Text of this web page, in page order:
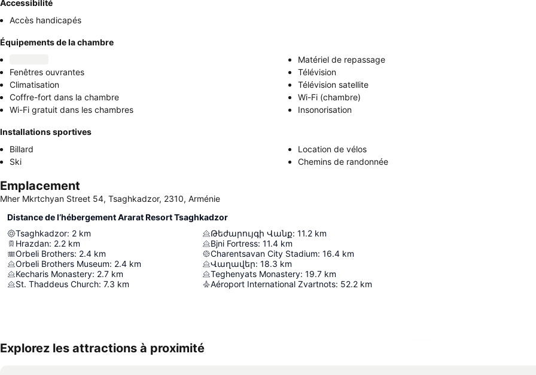
Accessibilité
Accès handicapés
Équipements de la chambre
Matériel de repassage
Fenêtres ouvrantes
Télévision
Climatisation
Télévision satellite
Coffre-fort dans la chambre
Wi-Fi (chambre)
Wi-Fi gratuit dans les chambres
Insonorisation
Installations sportives
Billard
Location de vélos
Ski
Chemins de randonnée
Emplacement
Mher Mkrtchyan Street 54, Tsaghkadzor, 2310, Arménie
Distance de l’hébergement Ararat Resort Tsaghkadzor
Tsaghkadzor: 2 km
Hrazdan: 2.2 km
Orbeli Brothers: 2.4 km
Orbeli Brothers Museum: 2.4 km
Kecharis Monastery: 2.7 km
St. Thaddeus Church: 7.3 km
Թեժարույգի Վանք: 11.2 km
Bjni Fortress: 11.4 km
Charentsavan City Stadium: 16.4 km
Վաղավեր: 18.3 km
Teghenyats Monastery: 19.7 km
Aéroport International Zvartnots: 52.2 km
Explorez les attractions à proximité